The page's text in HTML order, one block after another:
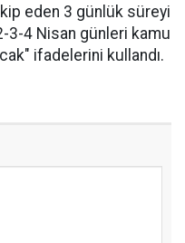
eden 3 günlük süreyi
3-4 Nisan günleri kamu
ifadelerini kullandı.